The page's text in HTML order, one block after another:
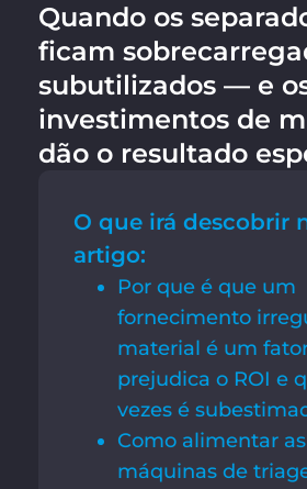
Quando os
ficam
subutilizados — e
investimentos de
dão o resultado
O que irá descobrir
artigo:
Por que é que um
fornecimento
material é um
prejudica o ROI e
vezes é
Como alimentar
máquinas de